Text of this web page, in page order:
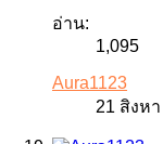
อ่าน:
1,095
Aura1123
21 สิงห